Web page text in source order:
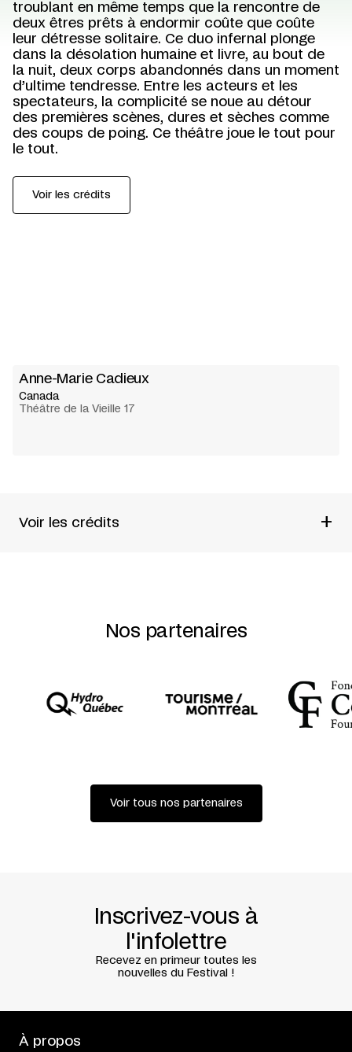
troublant en même temps que la rencontre de
deux êtres prêts à endormir coûte que coûte
leur détresse solitaire. Ce duo infernal plonge
dans la désolation humaine et livre, au bout de
la nuit, deux corps abandonnés dans un moment
d’ultime tendresse. Entre les acteurs et les
spectateurs, la complicité se noue au détour
des premières scènes, dures et sèches comme
des coups de poing. Ce théâtre joue le tout pour
le tout.
Voir les crédits
Anne-Marie Cadieux
Canada
Théâtre de la Vieille 17
Voir les crédits +
Brigitte Haentjens
Nos partenaires
Voir tous nos partenaires
Inscrivez-vous à
l'infolettre
Recevez en primeur toutes les
nouvelles du Festival !
À propos